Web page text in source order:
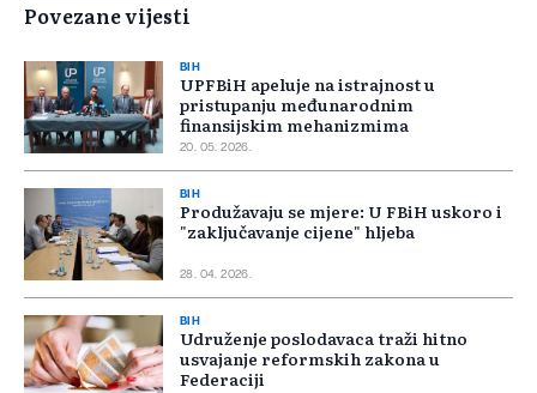
Povezane vijesti
BIH
UPFBiH apeluje na istrajnost u
pristupanju međunarodnim
finansijskim mehanizmima
20. 05. 2026.
BIH
Produžavaju se mjere: U FBiH uskoro i
"zaključavanje cijene" hljeba
28. 04. 2026.
BIH
Udruženje poslodavaca traži hitno
usvajanje reformskih zakona u
Federaciji